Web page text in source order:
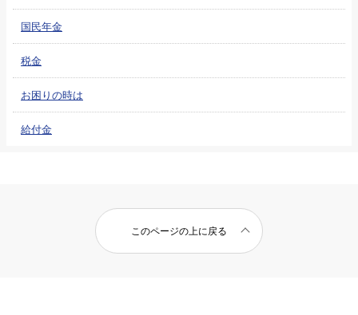
国民年金
税金
お困りの時は
給付金
このページの上に戻る